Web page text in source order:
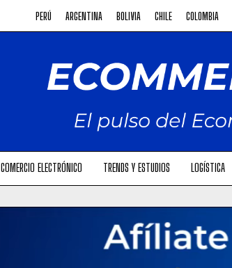
PERÚ ARGENTINA BOLIVIA CHILE COLOMBIA
COMERCIO ELECTRÓNICO TRENDS Y ESTUDIOS LOGÍSTICA